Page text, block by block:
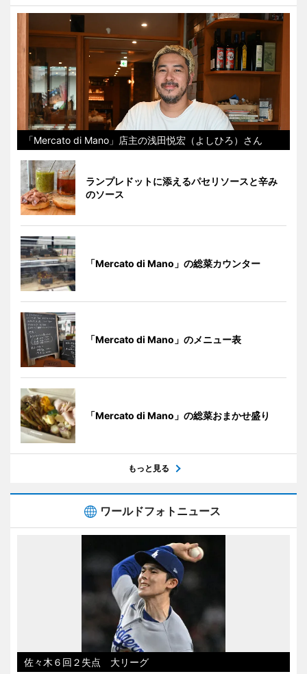
「Mercato di Mano」店主の浅田悦宏（よしひろ）さん
ランプレドットに添えるパセリソースと辛み
のソース
「Mercato di Mano」の総菜カウンター
「Mercato di Mano」のメニュー表
「Mercato di Mano」の総菜おまかせ盛り
もっと見る
ワールドフォトニュース
佐々木６回２失点 大リーグ